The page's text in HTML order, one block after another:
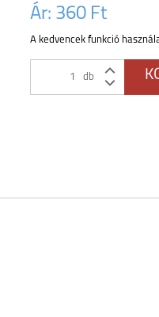
Ár: 360 Ft
A kedvencek funkció
db